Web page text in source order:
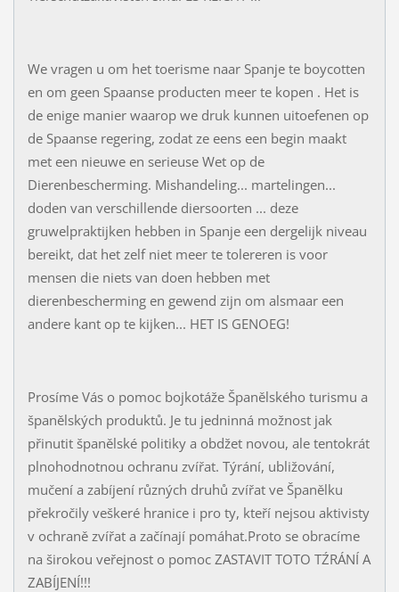
We vragen u om het toerisme naar Spanje te boycotten
en om geen Spaanse producten meer te kopen . Het is
de enige manier waarop we druk kunnen uitoefenen op
de Spaanse regering, zodat ze eens een begin maakt
met een nieuwe en serieuse Wet op de
Dierenbescherming. Mishandeling... martelingen...
doden van verschillende diersoorten ... deze
gruwelpraktijken hebben in Spanje een dergelijk niveau
bereikt, dat het zelf niet meer te tolereren is voor
mensen die niets van doen hebben met
dierenbescherming en gewend zijn om alsmaar een
andere kant op te kijken... HET IS GENOEG!
Prosíme Vás o pomoc bojkotáže Španělského turismu a
španělských produktů. Je tu jedninná možnost jak
přinutit španělské politiky a obdžet novou, ale tentokrát
plnohodnotnou ochranu zvířat. Týrání, ubližování,
mučení a zabíjení různých druhů zvířat ve Španělku
překročily veškeré hranice i pro ty, kteří nejsou aktivisty
v ochraně zvířat a začínají pomáhat.Proto se obracíme
na širokou veřejnost o pomoc ZASTAVIT TOTO TŹRÁNÍ A
ZABÍJENÍ!!!